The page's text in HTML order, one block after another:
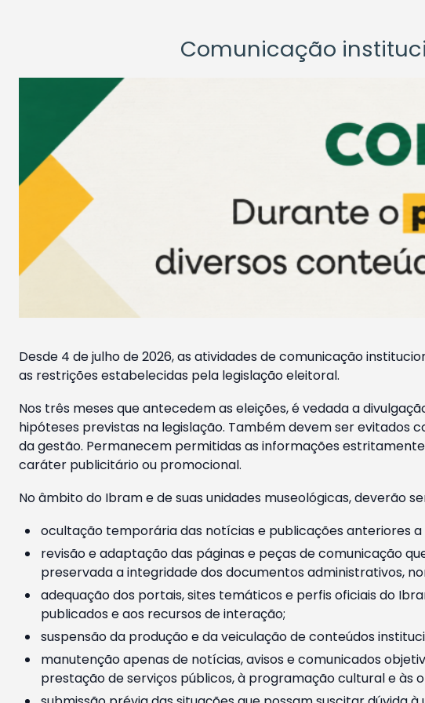
Comunicação
Desde 4 de julho de 2026, as atividades de comunicação
as restrições estabelecidas pela legislação eleitoral.
Nos três meses que antecedem as eleições, é vedada a
hipóteses previstas na legislação. Também devem ser evitados
da gestão. Permanecem permitidas as informações
caráter publicitário ou promocional.
No âmbito do Ibram e de suas unidades museológicas, deverão
ocultação temporária das notícias e publicações anteriores
revisão e adaptação das páginas e peças de comunicação
preservada a integridade dos documentos administrativos,
adequação dos portais, sites temáticos e perfis oficiais do
publicados e aos recursos de interação;
suspensão da produção e da veiculação de conteúdos
manutenção apenas de notícias, avisos e comunicados
prestação de serviços públicos, à programação cultural e às